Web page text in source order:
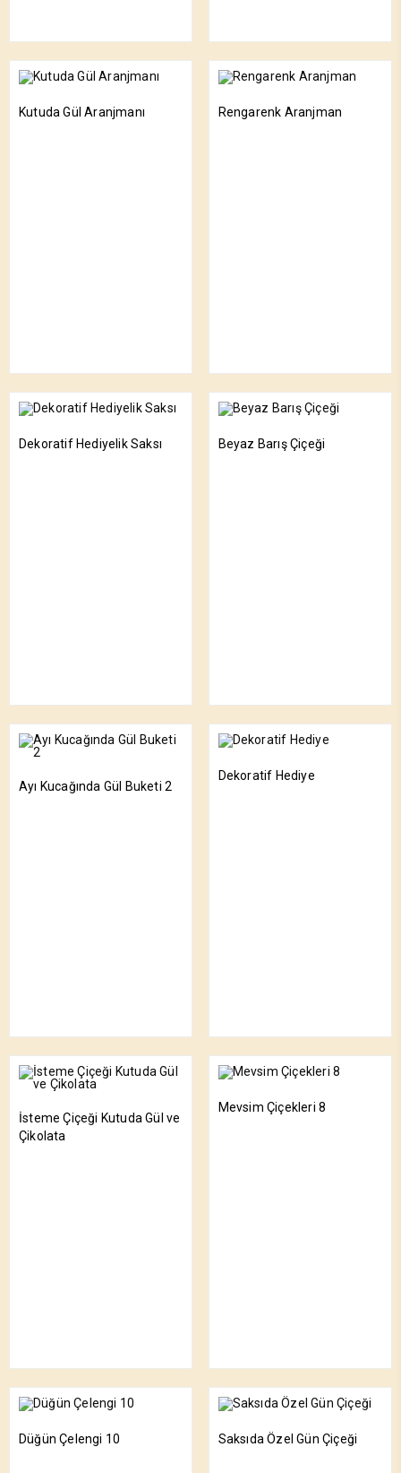
Kutuda Gül Aranjmanı Rengarenk Aranjman
Dekoratif Hediyelik Saksı Beyaz Barış Çiçeği
Ayı Kucağında Gül Buketi 2
Dekoratif Hediye
İsteme Çiçeği Kutuda Gül ve
Çikolata
Mevsim Çiçekleri 8
Düğün Çelengi 10 Saksıda Özel Gün Çiçeği